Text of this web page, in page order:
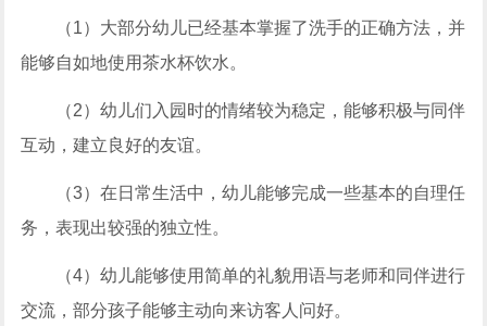
（1）大部分幼儿已经基本掌握了洗手的正确方法，并
能够自如地使用茶水杯饮水。
（2）幼儿们入园时的情绪较为稳定，能够积极与同伴
互动，建立良好的友谊。
（3）在日常生活中，幼儿能够完成一些基本的自理任
务，表现出较强的独立性。
（4）幼儿能够使用简单的礼貌用语与老师和同伴进行
交流，部分孩子能够主动向来访客人问好。